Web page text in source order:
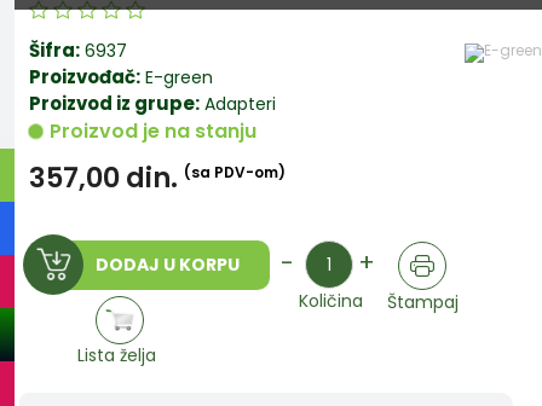
Šifra: 6937
Proizvođač: E-green
Proizvod iz grupe: Adapteri
Proizvod je na stanju
357,00din. (sa PDV-om)
DODAJ U KORPU - Količina +
Količina Štampaj
Lista želja